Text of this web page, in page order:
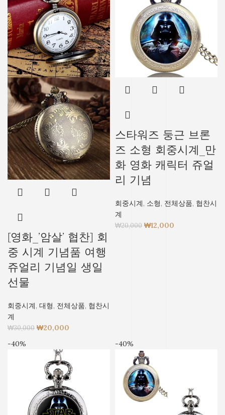
[영화_’암살’ 협찬] 회
중 시계 기념품 여행
쥬얼리 기념일 생일
선물
회중시계,대형, 전체상품, 협찬시
계
₩30,000 ₩20,000
스타워즈 둥근 브론
즈 소형 회중시계_만
화 영화 캐릭터 쥬얼
리 기념
회중시계, 소형, 전체상품, 협찬시
계
₩20,000 ₩12,000
-40% -40%